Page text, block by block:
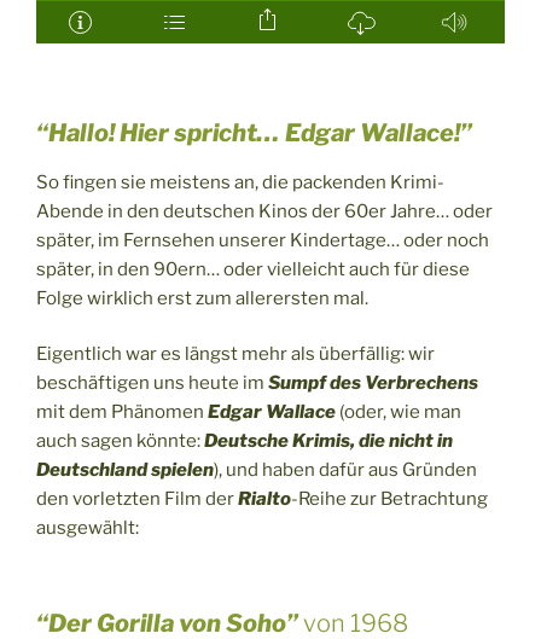
“Hallo! Hier spricht… Edgar Wallace!”
So fingen sie meistens an, die packenden Krimi-
Abende in den deutschen Kinos der 60er Jahre… oder
später, im Fernsehen unserer Kindertage… oder noch
später, in den 90ern… oder vielleicht auch für diese
Folge wirklich erst zum allerersten mal.
Eigentlich war es längst mehr als überfällig: wir
beschäftigen uns heute im Sumpf des Verbrechens
mit dem Phänomen Edgar Wallace (oder, wie man
auch sagen könnte:Deutsche Krimis, die nicht in
Deutschland spielen), und haben dafür aus Gründen
den vorletzten Film derRialto-Reihe zur Betrachtung
ausgewählt:
“Der Gorilla von Soho”von 1968